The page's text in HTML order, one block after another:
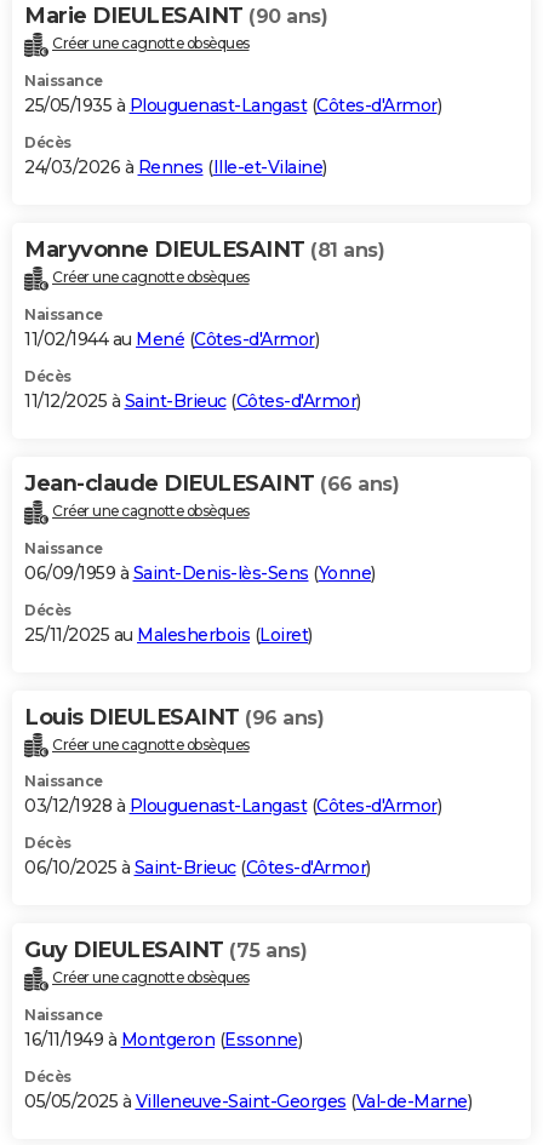
Carte de Noël
Carte Bonne année
Carte Saint-Valentin
Carte Pâques
Carte d'anniversaire
DICTIONNAIRE
Dictionnaire
Biographies
Citations
Expressions
Proverbes
PROGRAMME TV
S'inscrire
Se connecter
Lycées
Collèges
Primaires
Universités
Entreprises
Service militaire
Avis de recherche
AVIS DE DÉCÈS
Bricolage
Lifestyle
Culture
Sport
Auto
Television
Voyage
Cinema
Marie DIEULESAINT (90 ans)
Créer une cagnotte obsèques
Naissance
25/05/1935 à Plouguenast-Langast(Côtes-d'Armor)
Décès
24/03/2026 à Rennes (Ille-et-Vilaine)
Maryvonne DIEULESAINT (81 ans)
Créer une cagnotte obsèques
Naissance
11/02/1944 au Mené (Côtes-d'Armor)
Décès
11/12/2025 à Saint-Brieuc(Côtes-d'Armor)
Jean-claude DIEULESAINT (66 ans)
Créer une cagnotte obsèques
Naissance
06/09/1959 à Saint-Denis-lès-Sens (Yonne)
Décès
25/11/2025 au Malesherbois (Loiret)
Louis DIEULESAINT (96 ans)
Créer une cagnotte obsèques
Naissance
03/12/1928 à Plouguenast-Langast(Côtes-d'Armor)
Décès
06/10/2025 à Saint-Brieuc(Côtes-d'Armor)
Guy DIEULESAINT (75 ans)
Créer une cagnotte obsèques
Naissance
16/11/1949 à Montgeron (Essonne)
Décès
05/05/2025 à Villeneuve-Saint-Georges (Val-de-Marne)